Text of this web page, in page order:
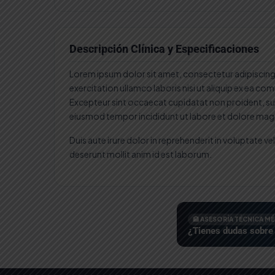
cantidad
Descripción Clínica y Especificaciones
Lorem ipsum dolor sit amet, consectetur
exercitation ullamco laboris nisi ut aliquip ex ea
Excepteur sint occaecat cupidatat non proident,
eiusmod tempor incididunt ut labore et dolore
Duis aute irure dolor in reprehenderit in voluptate
deserunt mollit anim id est laborum.
🏥 ASESORÍA TÉCNICA
¿Tienes dudas